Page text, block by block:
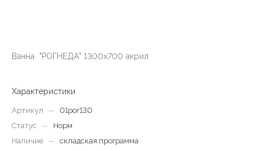
Ванна "РОГНЕДА" 1300х700 акрил
Характеристики
Артикул — 01por130
Статус
—
Норм
Наличие — складская программа